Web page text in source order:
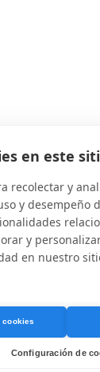
en este
recolectar y
y desempeño
y
en nuestro
cookies
Configuración de